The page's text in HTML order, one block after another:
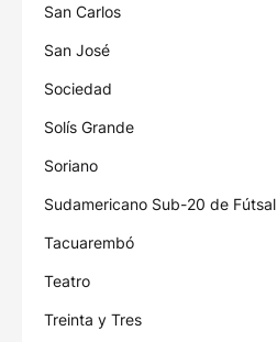
San Carlos
San José
Sociedad
Solís Grande
Soriano
Sudamericano Sub-20 de Fútsal
Tacuarembó
Teatro
Treinta y Tres